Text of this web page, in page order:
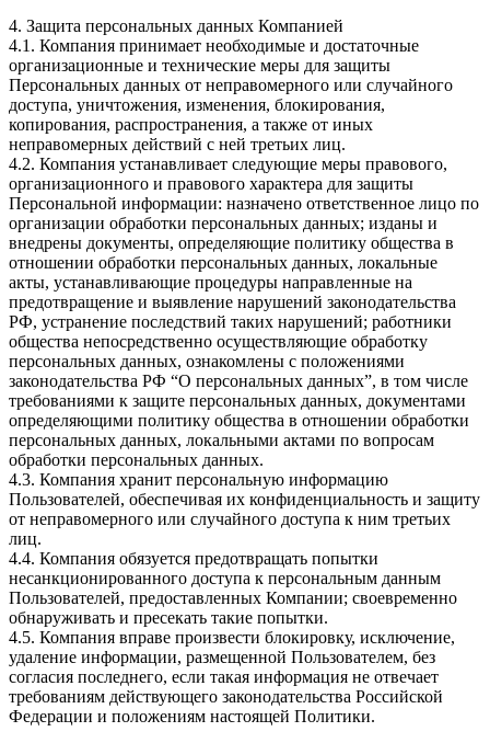
4. Защита персональных данных Компанией
4.1. Компания принимает необходимые и достаточные
организационные и технические меры для защиты
Персональных данных от неправомерного или случайного
доступа, уничтожения, изменения, блокирования,
копирования, распространения, а также от иных
неправомерных действий с ней третьих лиц.
4.2. Компания устанавливает следующие меры правового,
организационного и правового характера для защиты
Персональной информации: назначено ответственное лицо по
организации обработки персональных данных; изданы и
внедрены документы, определяющие политику общества в
отношении обработки персональных данных, локальные
акты, устанавливающие процедуры направленные на
предотвращение и выявление нарушений законодательства
РФ, устранение последствий таких нарушений; работники
общества непосредственно осуществляющие обработку
персональных данных, ознакомлены с положениями
законодательства РФ “О персональных данных”, в том числе
требованиями к защите персональных данных, документами
определяющими политику общества в отношении обработки
персональных данных, локальными актами по вопросам
обработки персональных данных.
4.3. Компания хранит персональную информацию
Пользователей, обеспечивая их конфиденциальность и защиту
от неправомерного или случайного доступа к ним третьих
лиц.
4.4. Компания обязуется предотвращать попытки
несанкционированного доступа к персональным данным
Пользователей, предоставленных Компании; своевременно
обнаруживать и пресекать такие попытки.
4.5. Компания вправе произвести блокировку, исключение,
удаление информации, размещенной Пользователем, без
согласия последнего, если такая информация не отвечает
требованиям действующего законодательства Российской
Федерации и положениям настоящей Политики.